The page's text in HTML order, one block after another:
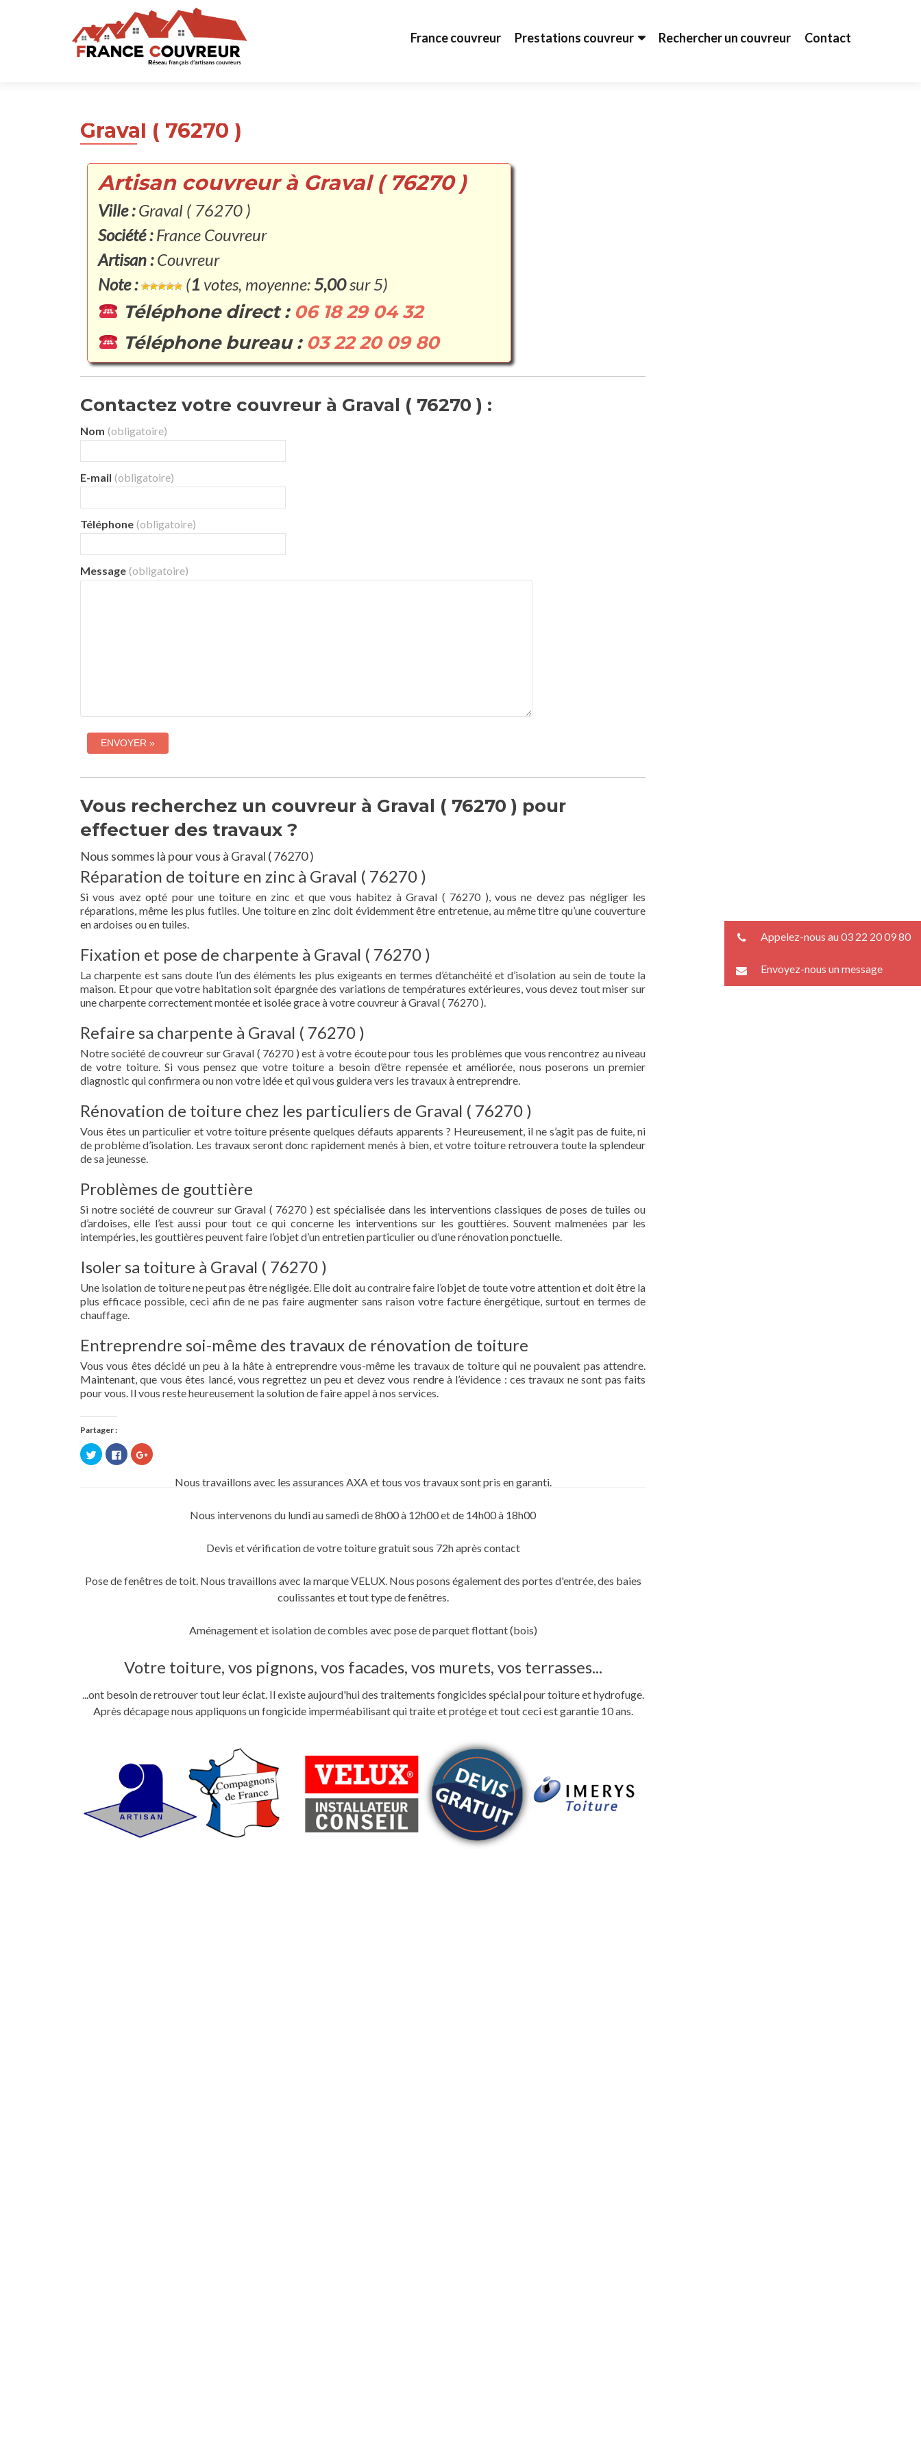
France couvreur Prestations couvreur Rechercher un couvreur Contact
Graval ( 76270 )
Artisan couvreur à Graval ( 76270 )
Ville :Graval ( 76270 )
Société :France Couvreur
Artisan :Couvreur
Note :
(1 votes, moyenne: 5,00sur 5)
Téléphone direct : 06 18 29 04 32
Téléphone bureau : 03 22 20 09 80
Contactez votre couvreur à Graval ( 76270 ) :
Nom (obligatoire)
E-mail (obligatoire)
Téléphone (obligatoire)
Message (obligatoire)
Vous recherchez un couvreur à Graval ( 76270 ) pour
effectuer des travaux ?
Nous sommes là pour vous à Graval ( 76270 )
Réparation de toiture en zinc à Graval ( 76270 )
Si vous avez opté pour une toiture en zinc et que vous habitez à Graval ( 76270 ), vous ne devez pas négliger les
réparations, même les plus futiles. Une toiture en zinc doit évidemment être entretenue, au même titre qu’une couverture
en ardoises ou en tuiles.
Fixation et pose de charpente à Graval ( 76270 )
La charpente est sans doute l’un des éléments les plus exigeants en termes d’étanchéité et d’isolation au sein de toute la
maison. Et pour que votre habitation soit épargnée des variations de températures extérieures, vous devez tout miser sur
une charpente correctement montée et isolée grace à votre couvreur à Graval ( 76270 ).
Refaire sa charpente à Graval ( 76270 )
Notre société de couvreur sur Graval ( 76270 ) est à votre écoute pour tous les problèmes que vous rencontrez au niveau
de votre toiture. Si vous pensez que votre toiture a besoin d’être repensée et améliorée, nous poserons un premier
diagnostic qui confirmera ou non votre idée et qui vous guidera vers les travaux à entreprendre.
Rénovation de toiture chez les particuliers de Graval ( 76270 )
Vous êtes un particulier et votre toiture présente quelques défauts apparents ? Heureusement, il ne s’agit pas de fuite, ni
de problème d’isolation. Les travaux seront donc rapidement menés à bien, et votre toiture retrouvera toute la splendeur
de sa jeunesse.
Problèmes de gouttière
Si notre société de couvreur sur Graval ( 76270 ) est spécialisée dans les interventions classiques de poses de tuiles ou
d’ardoises, elle l’est aussi pour tout ce qui concerne les interventions sur les gouttières. Souvent malmenées par les
intempéries, les gouttières peuvent faire l’objet d’un entretien particulier ou d’une rénovation ponctuelle.
Isoler sa toiture à Graval ( 76270 )
Une isolation de toiture ne peut pas être négligée. Elle doit au contraire faire l’objet de toute votre attention et doit être la
plus efficace possible, ceci afin de ne pas faire augmenter sans raison votre facture énergétique, surtout en termes de
chauffage.
Entreprendre soi-même des travaux de rénovation de toiture
Vous vous êtes décidé un peu à la hâte à entreprendre vous-même les travaux de toiture qui ne pouvaient pas attendre.
Maintenant, que vous êtes lancé, vous regrettez un peu et devez vous rendre à l’évidence : ces travaux ne sont pas faits
pour vous. Il vous reste heureusement la solution de faire appel à nos services.
Partager :
Cliquez
pour
partager
Cliquez
pour
partager
Facebook(ouvre
Cliquez
pour
Google+Nous travaillons avec les assurances AXA et tous vos travaux sont pris en garanti.
Nous intervenons du lundi au samedi de 8h00 à 12h00 et de 14h00 à 18h00
Devis et vérification de votre toiture gratuit sous 72h après contact
Pose de fenêtres de toit. Nous travaillons avec la marque VELUX. Nous posons également des portes d'entrée, des baies
coulissantes et tout type de fenêtres.
Aménagement et isolation de combles avec pose de parquet flottant (bois)
Votre toiture, vos pignons, vos facades, vos murets, vos terrasses...
...ont besoin de retrouver tout leur éclat. Il existe aujourd'hui des traitements fongicides spécial pour toiture et hydrofuge.
Après décapage nous appliquons un fongicide imperméabilisant qui traite et protége et tout ceci est garantie 10 ans.
Appelez-nous au 03 22 20 09 80
Envoyez-nous un message